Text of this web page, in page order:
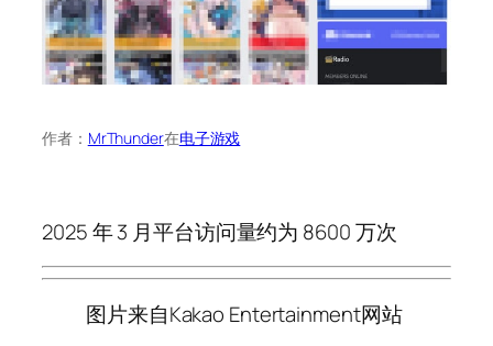
作者： MrThunder在电子游戏
2025 年 3 月平台访问量约为 8600 万次
图片来自Kakao Entertainment网站